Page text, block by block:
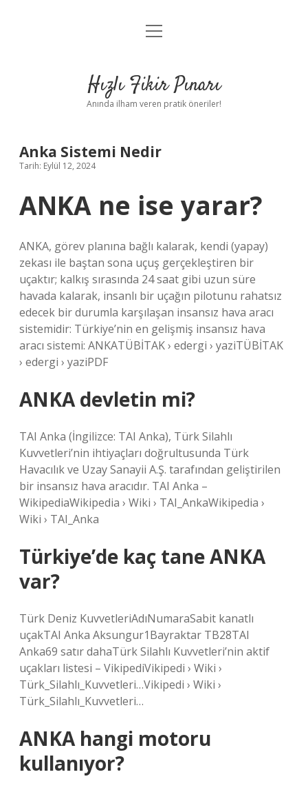
Anasayfa
Yasal Uyarı
menüyü
Hızlı Fikir Pınarı
Anında ilham veren pratik öneriler!
Anka Sistemi Nedir
Tarih: Eylül 12, 2024
ANKA ne ise yarar?
ANKA, görev planına bağlı kalarak, kendi (yapay)
zekası ile baştan sona uçuş gerçekleştiren bir
uçaktır; kalkış sırasında 24 saat gibi uzun süre
havada kalarak, insanlı bir uçağın pilotunu rahatsız
edecek bir durumla karşılaşan insansız hava aracı
sistemidir: Türkiye’nin en gelişmiş insansız hava
aracı sistemi: ANKATÜBİTAK › edergi › yaziTÜBİTAK
› edergi › yaziPDF
ANKA devletin mi?
TAI Anka (İngilizce: TAI Anka), Türk Silahlı
Kuvvetleri’nin ihtiyaçları doğrultusunda Türk
Havacılık ve Uzay Sanayii A.Ş. tarafından geliştirilen
bir insansız hava aracıdır. TAI Anka –
WikipediaWikipedia › Wiki › TAI_AnkaWikipedia ›
Wiki › TAI_Anka
Türkiye’de kaç tane ANKA
var?
Türk Deniz KuvvetleriAdıNumaraSabit kanatlı
uçakTAI Anka Aksungur1Bayraktar TB28TAI
Anka69 satır dahaTürk Silahlı Kuvvetleri’nin aktif
uçakları listesi – VikipediVikipedi › Wiki ›
Türk_Silahlı_Kuvvetleri…Vikipedi › Wiki ›
Türk_Silahlı_Kuvvetleri…
ANKA hangi motoru
kullanıyor?